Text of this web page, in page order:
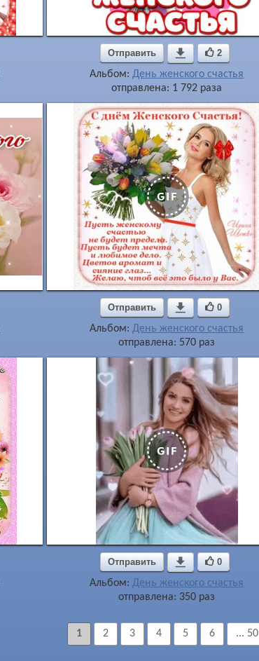
Отправить  2
Альбом:День женского счастья
отправлена: 1 792 раза
Отправить  0
Альбом:День женского счастья
отправлена: 570 раз
Отправить  0
Альбом:День женского счастья
отправлена: 350 раз
1 2 3 4 5 6 ... 50